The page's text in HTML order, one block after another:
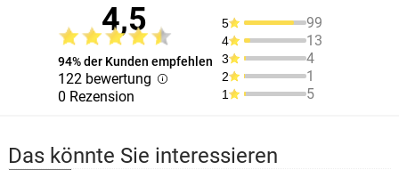
4,5
94% der Kunden empfehlen
122 bewertung
0 Rezension
5 99
4 13
3 4
2 1
1 5
Das könnte Sie interessieren